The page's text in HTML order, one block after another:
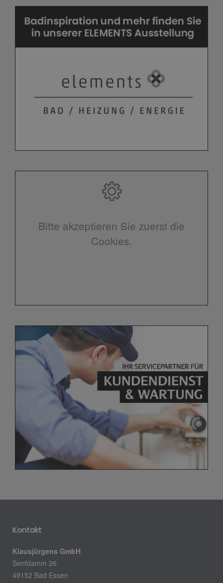
Bitte akzeptieren Sie zuerst die
Cookies.
Kontakt
Klausjürgens GmbH
Senfdamm 26
49152 Bad Essen